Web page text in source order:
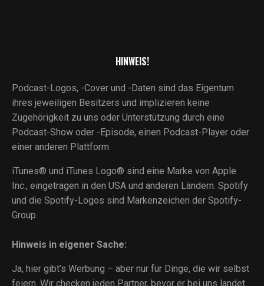
HINWEIS!
Podcast-Logos, -Cover und -Daten sind das Eigentum
ihres jeweiligen Besitzers und implizieren keine
Zugehörigkeit zu uns oder Unterstützung durch eine
Podcast-Show oder -Episode, einen Podcast-Player oder
einer anderen Plattform.
iTunes® und iTunes Logo® sind eine Marke von Apple
Inc., eingetragen in den USA und anderen Ländern. Spotify
und die Spotify-Logos sind Markenzeichen der Spotify-
Group.
Hinweis in eigener Sache:
Ja, hier gibt’s Werbung – aber nur für Dinge, die wir selbst
feiern. Wir checken jeden Partner, bevor er bei uns landet.